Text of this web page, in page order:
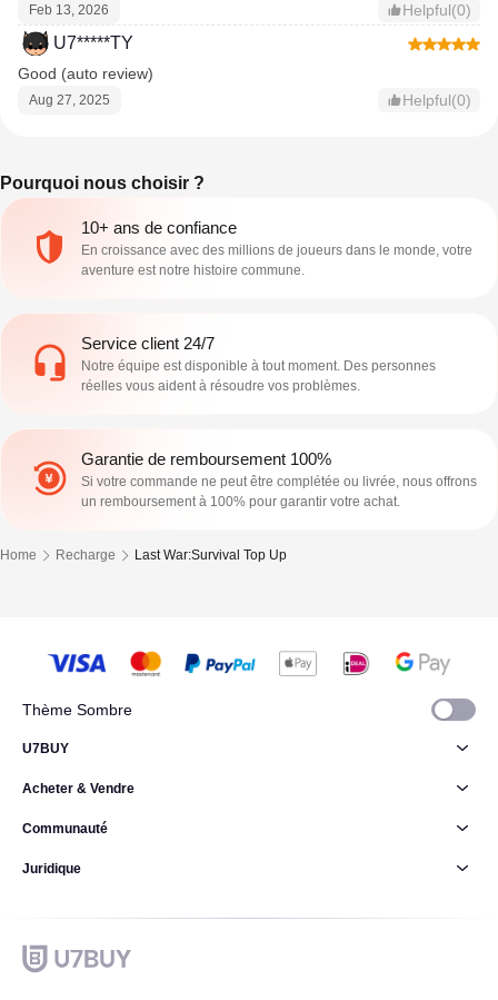
Feb 13, 2026 Helpful(0)
U7*****TY
Good (auto review)
Aug 27, 2025 Helpful(0)
Pourquoi nous choisir ?
10+ ans de confiance
En croissance avec des millions de joueurs dans le monde, votre
aventure est notre histoire commune.
Service client 24/7
Notre équipe est disponible à tout moment. Des personnes
réelles vous aident à résoudre vos problèmes.
Garantie de remboursement 100%
Si votre commande ne peut être complétée ou livrée, nous offrons
un remboursement à 100% pour garantir votre achat.
Home Recharge Last War:Survival Top Up
Thème Sombre
U7BUY
Acheter & Vendre
Communauté
Juridique